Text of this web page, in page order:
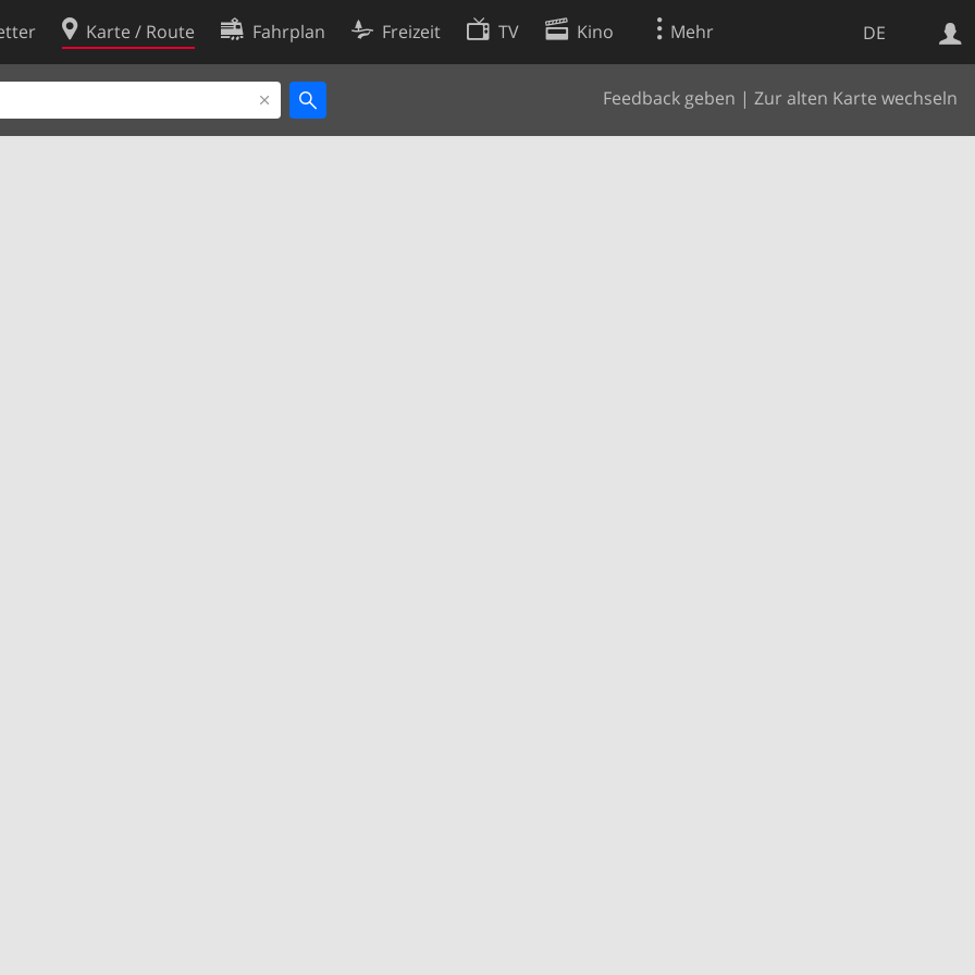
DE
Karte / Route Fahrplan Freizeit TV Kino Mehr
Feedback geben | Zur alten Karte wechseln
Websuche
Cookie-Richtlinie
Cookie-Einstellungen